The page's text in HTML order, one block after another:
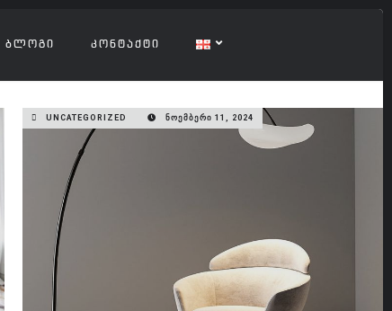
ᲑᲚᲝᲒᲘ ᲙᲝᲜᲢᲐᲥᲢᲘ
UNCATEGORIZED ᲜᲝᲔᲛᲑᲔᲠᲘ 11, 2024